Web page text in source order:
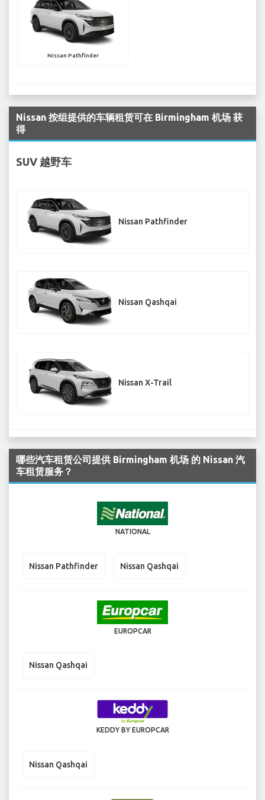
Nissan Pathfinder
Nissan 按组提供的车辆租赁可在 Birmingham 机场 获
得
SUV 越野车
Nissan Pathfinder
Nissan Qashqai
Nissan X-Trail
哪些汽车租赁公司提供 Birmingham 机场 的 Nissan 汽
车租赁服务？
NATIONAL
Nissan Pathfinder Nissan Qashqai
EUROPCAR
Nissan Qashqai
KEDDY BY EUROPCAR
Nissan Qashqai